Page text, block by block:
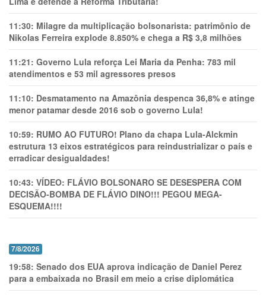
11:30: Milagre da multiplicação bolsonarista: patrimônio de
Nikolas Ferreira explode 8.850% e chega a R$ 3,8 milhões
11:21: Governo Lula reforça Lei Maria da Penha: 783 mil
atendimentos e 53 mil agressores presos
11:10: Desmatamento na Amazônia despenca 36,8% e atinge
menor patamar desde 2016 sob o governo Lula!
10:59: RUMO AO FUTURO! Plano da chapa Lula-Alckmin
estrutura 13 eixos estratégicos para reindustrializar o país e
erradicar desigualdades!
10:43: VÍDEO: FLÁVIO BOLSONARO SE DESESPERA COM
DECISÃO-BOMBA DE FLÁVIO DINO!!! PEGOU MEGA-
ESQUEMA!!!!
7/8/2026
19:58: Senado dos EUA aprova indicação de Daniel Perez
para a embaixada no Brasil em meio a crise diplomática